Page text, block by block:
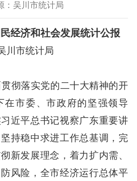
：吴川市统计局
经济和社会发展统计公报
川市统计局
落实党的二十大精神的开
在市委、市政府的坚强领导
近平总书记视察广东重要讲
持稳中求进工作总基调，完
新发展理念，着力扩内需、
风险，全市经济运行总体平